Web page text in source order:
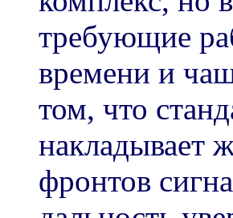
требующие
времени и
том, что
накладывает
фронтов